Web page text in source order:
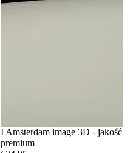
I Amsterdam image 3D - jakość
premium